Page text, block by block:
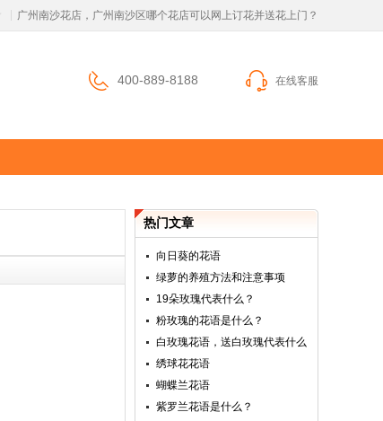
广州南沙花店，广州南沙区哪个花店可以网上订花并送花上门？
400-889-8188 在线客服
热门文章
向日葵的花语
绿萝的养殖方法和注意事项
19朵玫瑰代表什么？
粉玫瑰的花语是什么？
白玫瑰花语，送白玫瑰代表什么
绣球花花语
蝴蝶兰花语
紫罗兰花语是什么？